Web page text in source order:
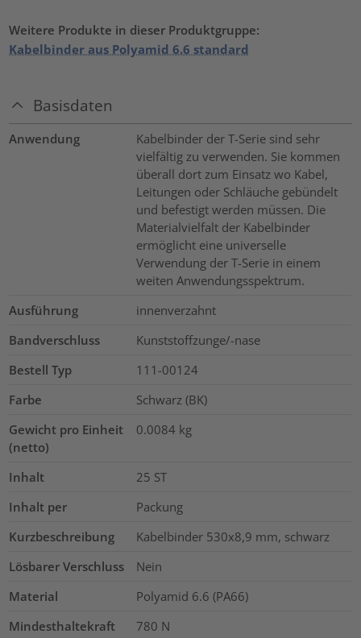
Weitere Produkte in dieser Produktgruppe:
Kabelbinder aus Polyamid 6.6 standard
Basisdaten
Anwendung
Kabelbinder der T-Serie sind sehr
vielfältig zu verwenden. Sie kommen
überall dort zum Einsatz wo Kabel,
Leitungen oder Schläuche gebündelt
und befestigt werden müssen. Die
Materialvielfalt der Kabelbinder
ermöglicht eine universelle
Verwendung der T-Serie in einem
weiten Anwendungsspektrum.
Ausführung
innenverzahnt
Bandverschluss
Kunststoffzunge/-nase
Bestell Typ
111-00124
Farbe
Schwarz (BK)
Gewicht pro Einheit
(netto)
0.0084 kg
Inhalt 25 ST
Inhalt per
Packung
Kurzbeschreibung
Kabelbinder 530x8,9 mm, schwarz
Lösbarer Verschluss
Nein
Material
Polyamid 6.6 (PA66)
Mindesthaltekraft
780 N